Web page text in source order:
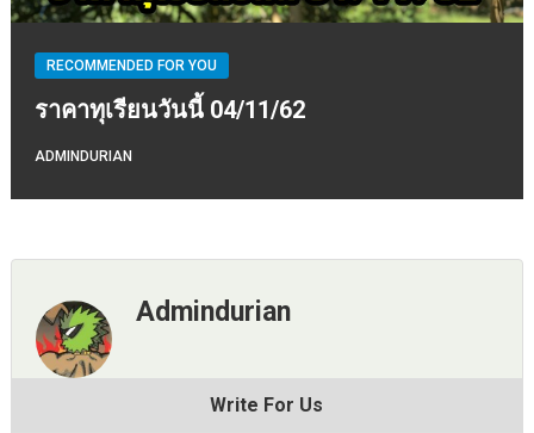
RECOMMENDED FOR YOU
ราคาทุเรียนวันนี้ 04/11/62
ADMINDURIAN
Admindurian
Write For Us